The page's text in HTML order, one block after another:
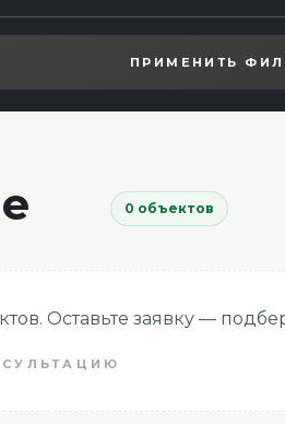
ПРИМЕНИТЬ
0 объектов
Оставьте заявку —